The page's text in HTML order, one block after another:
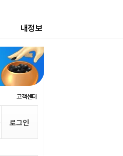
내정보
고객센터